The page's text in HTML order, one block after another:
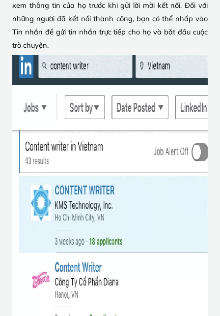
xem thông tin của họ trước khi gửi lời mời kết nối. Đối với
những người đã kết nối thành công, bạn có thể nhấp vào
Tin nhắn để gửi tin nhắn trực tiếp cho họ và bắt đầu cuộc
trò chuyện.